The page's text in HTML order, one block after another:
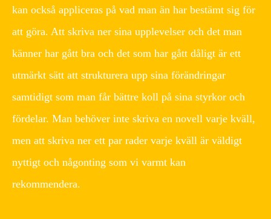
kan också appliceras på vad man än har bestämt sig för
att göra. Att skriva ner sina upplevelser och det man
känner har gått bra och det som har gått dåligt är ett
utmärkt sätt att strukturera upp sina förändringar
samtidigt som man får bättre koll på sina styrkor och
fördelar. Man behöver inte skriva en novell varje kväll,
men att skriva ner ett par rader varje kväll är väldigt
nyttigt och någonting som vi varmt kan
rekommendera.